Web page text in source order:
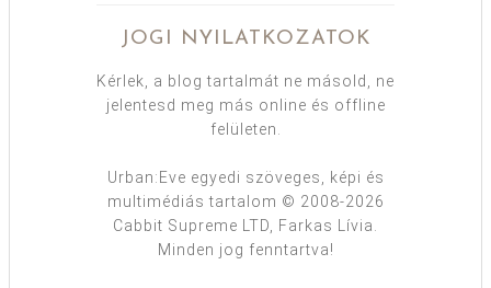
JOGI NYILATKOZATOK
Kérlek, a blog tartalmát ne másold, ne
jelentesd meg más online és offline
felületen.
Urban:Eve egyedi szöveges, képi és
multimédiás tartalom © 2008-2026
Cabbit Supreme LTD, Farkas Lívia.
Minden jog fenntartva!